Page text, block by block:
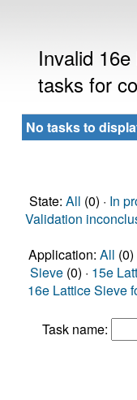
Invalid
tasks for
No tasks to
State: All (0) · In
Validation
Application: All (0)
Sieve (0) · 15e
16e Lattice Sieve
Task name: